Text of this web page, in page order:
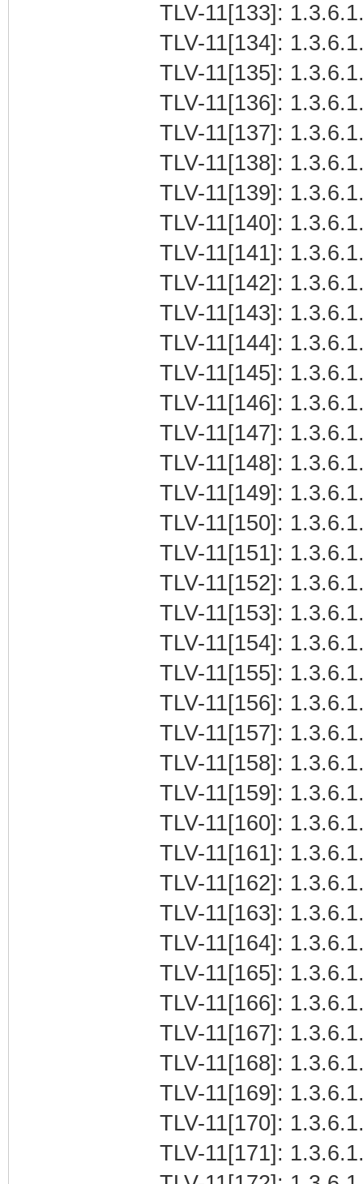
TLV-11[133]:
TLV-11[134]:
TLV-11[135]:
TLV-11[136]:
TLV-11[137]:
TLV-11[138]:
TLV-11[139]:
TLV-11[140]:
TLV-11[141]:
TLV-11[142]:
TLV-11[143]:
TLV-11[144]:
TLV-11[145]:
TLV-11[146]:
TLV-11[147]:
TLV-11[148]:
TLV-11[149]:
TLV-11[150]:
TLV-11[151]:
TLV-11[152]:
TLV-11[153]:
TLV-11[154]:
TLV-11[155]:
TLV-11[156]:
TLV-11[157]:
TLV-11[158]:
TLV-11[159]:
TLV-11[160]:
TLV-11[161]:
TLV-11[162]:
TLV-11[163]:
TLV-11[164]:
TLV-11[165]:
TLV-11[166]:
TLV-11[167]:
TLV-11[168]:
TLV-11[169]:
TLV-11[170]:
TLV-11[171]: